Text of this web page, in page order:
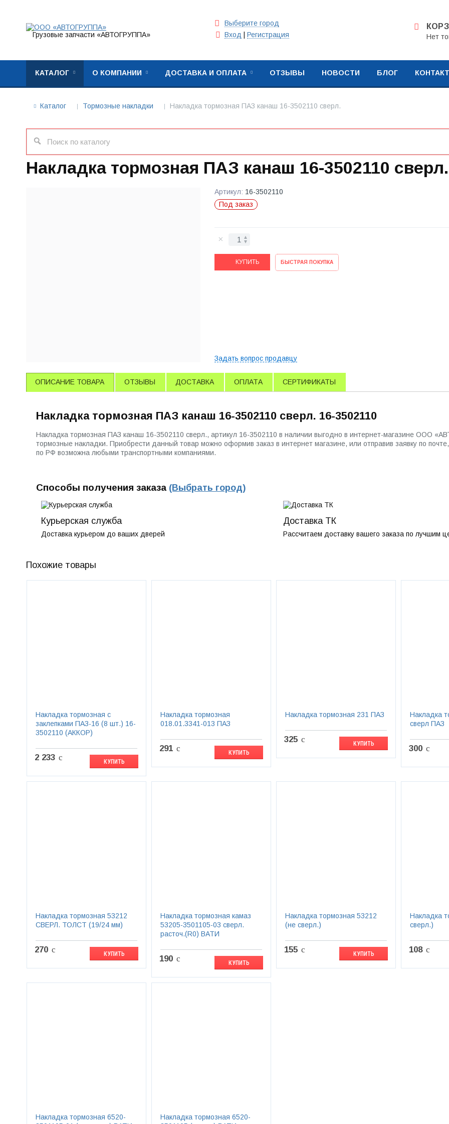
Грузовые запчасти «АВТОГРУППА»
Выберите город
Вход
Регистрация Нет
КАТАЛОГ О КОМПАНИИ ДОСТАВКА И ОПЛАТА ОТЗЫВЫ НОВОСТИ БЛОГ
Каталог Тормозные накладки Накладка тормозная ПАЗ канаш 16-3502110 сверл.
Накладка тормозная ПАЗ канаш 16-3502110 сверл.
Артикул: 16-3502110
Под заказ
КУПИТЬ БЫСТРАЯ ПОКУПКА
Задать вопрос продавцу
ОПИСАНИЕ ТОВАРА ОТЗЫВЫ ДОСТАВКА ОПЛАТА СЕРТИФИКАТЫ
Накладка тормозная ПАЗ канаш 16-3502110 сверл. 16-3502110
Накладка тормозная ПАЗ канаш 16-3502110 сверл., артикул 16-3502110 в наличии выгодно в интернет-магазине ООО
тормозные накладки. Приобрести данный товар можно оформив заказ в интернет магазине, или отправив заявку по
по РФ возможна любыми транспортными компаниями.
Способы получения заказа (Выбрать город)
Курьерская служба
Доставка курьером до ваших дверей
Доставка ТК
Рассчитаем доставку вашего заказа по лучшим
Похожие товары
Накладка тормозная с
заклепками ПАЗ-16 (8 шт.) 16-
3502110 (АККОР)
2 233 c КУПИТЬ
Накладка тормозная
018.01.3341-013 ПАЗ
291 c КУПИТЬ
Накладка тормозная 231 ПАЗ
325 c КУПИТЬ
Накладка
сверл ПАЗ
300 c
Накладка тормозная 53212
СВЕРЛ. ТОЛСТ (19/24 мм)
270 c КУПИТЬ
Накладка тормозная камаз
53205-3501105-03 сверл.
расточ.(R0) ВАТИ
190 c КУПИТЬ
Накладка тормозная 53212
(не сверл.)
155 c КУПИТЬ
Накладка
сверл.)
108 c
Накладка тормозная 6520-
Накладка тормозная 6520-